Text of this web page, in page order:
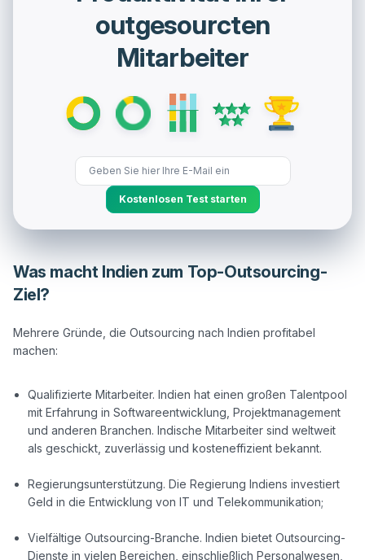
outgesourcten
Mitarbeiter
Kostenlosen Test starten
Was macht Indien zum Top-Outsourcing-
Ziel?
Mehrere Gründe, die Outsourcing nach Indien profitabel
machen:
Qualifizierte Mitarbeiter. Indien hat einen großen Talentpool
mit Erfahrung in Softwareentwicklung, Projektmanagement
und anderen Branchen. Indische Mitarbeiter sind weltweit
als geschickt, zuverlässig und kosteneffizient bekannt.
Regierungsunterstützung. Die Regierung Indiens investiert
Geld in die Entwicklung von IT und Telekommunikation;
Vielfältige Outsourcing-Branche. Indien bietet Outsourcing-
Dienste in vielen Bereichen, einschließlich Personalwesen,